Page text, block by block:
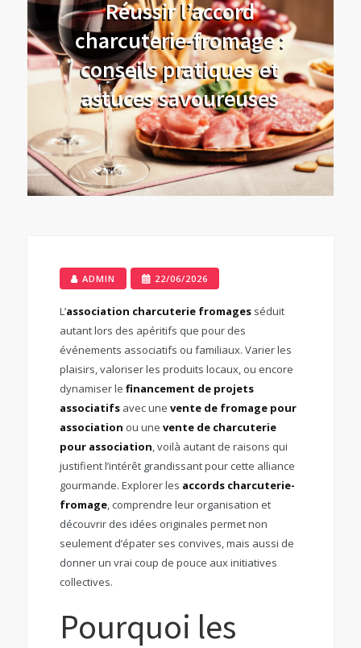
Réussir l’accord
charcuterie-fromage :
conseils pratiques et
astuces savoureuses
ADMIN 22/06/2026
L’association charcuterie fromagesséduit
autant lors des apéritifs que pour des
événements associatifs ou familiaux. Varier les
plaisirs, valoriser les produits locaux, ou encore
dynamiser le financement de projets
associatifsavec une vente de fromage pour
association ou une vente de charcuterie
pour association, voilà autant de raisons qui
justifient l’intérêt grandissant pour cette alliance
gourmande. Explorer les accords charcuterie-
fromage, comprendre leur organisation et
découvrir des idées originales permet non
seulement d’épater ses convives, mais aussi de
donner un vrai coup de pouce aux initiatives
collectives.
Pourquoi les